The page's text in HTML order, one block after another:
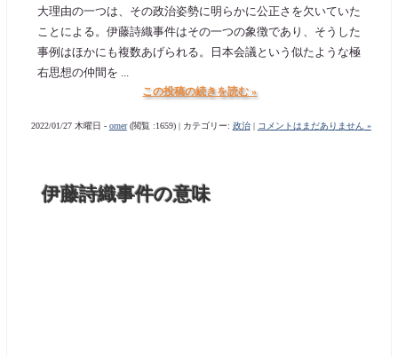
大理由の一つは、その政治姿勢に明らかに公正さを欠いていた
ことによる。伊藤詩織事件はその一つの象徴であり、そうした
事例はほかにも複数あげられる。日本会議という似たような極
右思想の仲間を ...
この投稿の続きを読む »
2022/01/27 木曜日 - orner(閲覧 :1659) | カテゴリー: 政治| コメントはまだありません »
伊藤詩織事件の意味